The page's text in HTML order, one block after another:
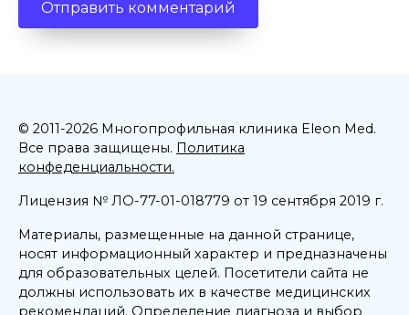
© 2011-2026 Многопрофильная клиника Eleon Med.
Все права защищены. Политика
конфеденциальности.
Лицензия № ЛО-77-01-018779 от 19 сентября 2019 г.
Материалы, размещенные на данной странице,
носят информационный характер и предназначены
для образовательных целей. Посетители сайта не
должны использовать их в качестве медицинских